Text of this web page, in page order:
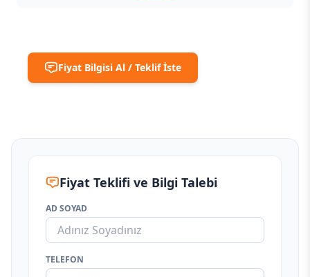
Fiyat Bilgisi Al / Teklif İste
Fiyat Teklifi ve Bilgi Talebi
AD SOYAD
TELEFON